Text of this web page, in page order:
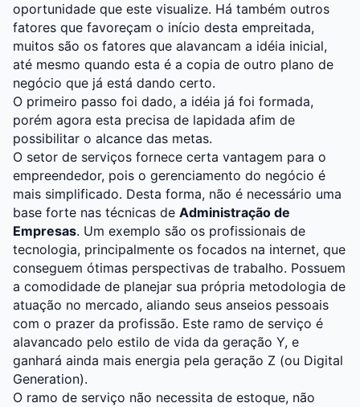
oportunidade que este visualize. Há também outros
fatores que favoreçam o início desta empreitada,
muitos são os fatores que alavancam a idéia inicial,
até mesmo quando esta é a copia de outro plano de
negócio que já está dando certo.
O primeiro passo foi dado, a idéia já foi formada,
porém agora esta precisa de lapidada afim de
possibilitar o alcance das metas.
O setor de serviços fornece certa vantagem para o
empreendedor, pois o gerenciamento do negócio é
mais simplificado. Desta forma, não é necessário uma
base forte nas técnicas de Administração de
Empresas. Um exemplo são os profissionais de
tecnologia, principalmente os focados na internet, que
conseguem ótimas perspectivas de trabalho. Possuem
a comodidade de planejar sua própria metodologia de
atuação no mercado, aliando seus anseios pessoais
com o prazer da profissão. Este ramo de serviço é
alavancado pelo estilo de vida da geração Y, e
ganhará ainda mais energia pela geração Z (ou Digital
Generation).
O ramo de serviço não necessita de estoque, não